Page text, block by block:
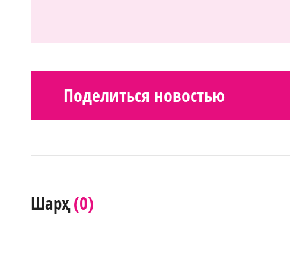
Поделиться новостью
Шарҳ(0)